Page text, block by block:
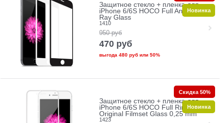
Защитное стекло + пленка для
iPhone 6/6S HOCO Full Anti-Blue
Ray Glass
1410
950 руб
470 руб
выгода 480 рубили 50%
Новинка
Защитное стекло + пленка для
iPhone 6/6S HOCO Full Rim
Original Filmset Glass 0,25 mm
1423
Скидка 50%
Новинка